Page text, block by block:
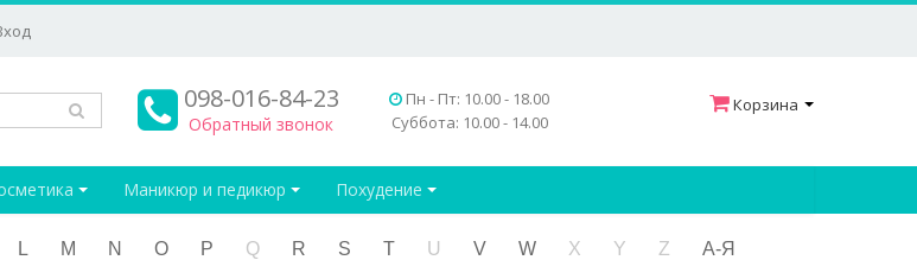
098-016-84-23
Обратный звонок
Пн - Пт: 10.00 - 18.00
Суббота: 10.00 - 14.00
Корзина
Маникюр и педикюр Похудение
L M N O P Q R S T U V W X Y Z А-Я